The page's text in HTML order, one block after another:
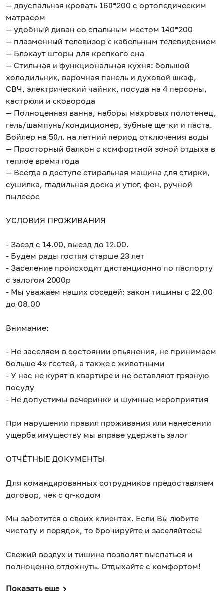
— двуспальная кровать 160*200 с ортопедическим
матрасом
— удобный диван со спальным местом 140*200
— плазменный телевизор с кабельным телевидением
— Блэкаут шторы для крепкого сна
— Стильная и функциональная кухня: большой
холодильник, варочная панель и духовой шкаф,
СВЧ, электрический чайник, посуда на 4 персоны,
кастрюли и сковорода
— Полноценная ванна, наборы махровых полотенец,
гель/шампунь/кондиционер, зубные щетки и паста.
Бойлер на 50л. на летний период отключения воды
— Просторный балкон с комфортной зоной отдыха в
теплое время года
— Всегда в доступе стиральная машина для стирки,
сушилка, гладильная доска и утюг, фен, ручной
пылесос
УСЛОВИЯ ПРОЖИВАНИЯ
- Заезд с 14.00, выезд до 12.00.
- Будем рады гостям старше 23 лет
- Заселение происходит дистанционно по паспорту
с залогом 2000р
- Мы уважаем наших соседей: закон тишины с 22.00
до 08.00
Внимание:
- Не заселяем в состоянии опьянения, не принимаем
больше 4х гостей, а также с животными
- У нас не курят в квартире и не оставляют грязную
посуду
- Не допустимы вечеринки и шумные мероприятия
При нарушении правил проживания или нанесении
ущерба имуществу мы вправе удержать залог
ОТЧЁТНЫЕ ДОКУМЕНТЫ
Для командированных сотрудников предоставляем
договор, чек с qr-кодом
Мы заботится о своих клиентах. Если Вы любите
чистоту и порядок, то бронируйте и заселяйтесь!
Свежий воздух и тишина позволят выспаться и
полноценно отдохнуть. Отдыхайте с комфортом!
Показать еще